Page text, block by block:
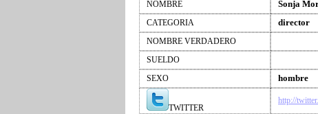
NOMBRE Sonja
CATEGORIA director
NOMBRE VERDADERO
SUELDO
SEXO
hombre
TWITTER
http://